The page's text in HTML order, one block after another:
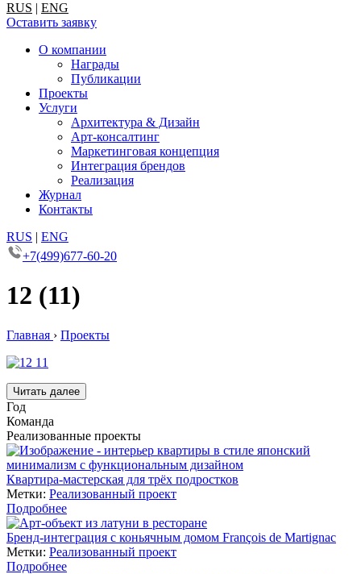
RUS | ENG
Оставить заявку
О компании
Награды
Публикации
Проекты
Услуги
Архитектура & Дизайн
Арт-консалтинг
Маркетинговая концепция
Интеграция брендов
Реализация
Журнал
Контакты
RUS | ENG
+7(499)677-60-20
12 (11)
Главная › Проекты
Читать далее
Год
Команда
Реализованные проекты
Квартира-мастерская для трёх подростков
Метки: Реализованный проект
Подробнее
Бренд-интеграция с коньячным домом François de Martignac
Метки: Реализованный проект
Подробнее